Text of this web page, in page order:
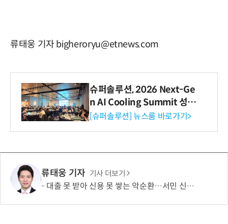
류태웅 기자 bigheroryu@etnews.com
슈퍼솔루션, 2026 Next-Ge
n AI Cooling Summit 성황
리 성료
[슈퍼솔루션] 뉴스룸 바로가기>
류태웅 기자 기사 더보기
대출 못 받아 신용 못 쌓는 악순환…서민 신용평가 사각지대 메운다